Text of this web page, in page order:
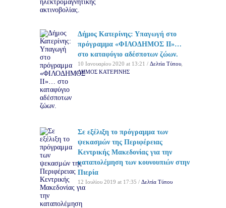
Δήμος Κατερίνης: Υπαγωγή στο
πρόγραμμα «ΦΙΛΟΔΗΜΟΣ II»…
στο καταφύγιο αδέσποτων ζώων.
10 Ιανουαρίου 2020 at 13:21 / Δελτία Τύπου
ΔΗΜΟΣ ΚΑΤΕΡΙΝΗΣ
Σε εξέλιξη το πρόγραμμα των
ψεκασμών της Περιφέρειας
Κεντρικής Μακεδονίας για την
καταπολέμηση των κουνουπιών στην
Πιερία
12 Ιουλίου 2019 at 17:35 / Δελτία Τύπου